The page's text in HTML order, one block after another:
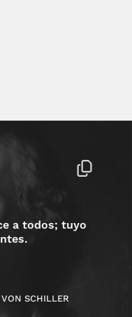
a todos; tuyo
SCHILLER